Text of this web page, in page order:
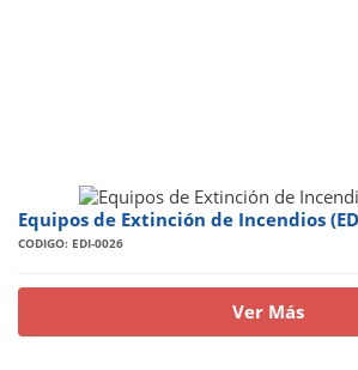
Equipos de Extinción de Incendios
CODIGO: EDI-0026
Ver Más